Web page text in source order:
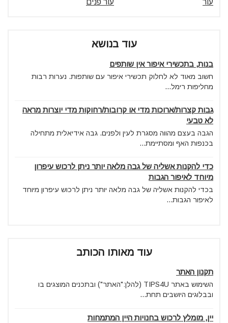
עור
עור פנים
עוד בנושא
בנות, בתכשירי איפור אין שותפים
חשוב מאוד לא לחלוק תכשירי איפור עם שותפות. נערות רבות
מחליפות רימל...
גבות קצרות/ארוכות מדי או קרובות/רחוקות מדי יוצרות מראה
לא טבעי
הגבה בעצם מהווה מסגרת לעין ולפנים. גבה אידיאלית מתחילה
בכנפות האף ומסתיימת...
כדי להקנות אשליה של גבה מלאה יותר ניתן לרכוש עיפרון
מיוחד לאיפור הגבות
בכדי להקנות אשליה של גבה מלאה יותר ניתן לרכוש עיפרון מיוחד
לאיפור הגבות...
עוד מאותו הכותב
תקנון האתר
השימוש באתר TIPS4U (להלן:"האתר") ובתכנים המוצגים בו
ובבלוגים היושבים תחת...
יין, מומלץ לרכוש בחנויות היין המתמחות